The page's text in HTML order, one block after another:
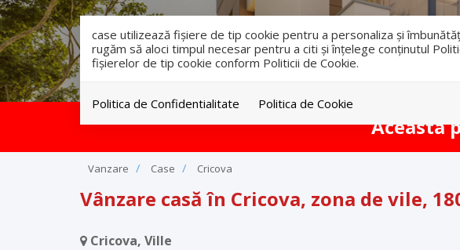
case utilizează fişiere de tip cookie pentru a personaliza și
rugăm să aloci timpul necesar pentru a citi și înțelege conținutul
fişierelor de tip cookie conform Politicii de Cookie.
Politica de Confidentialitate Politica de Cookie
Aceasta
Vanzare Case Cricova
Vânzare casă în Cricova, zona de vile,
Cricova, Ville